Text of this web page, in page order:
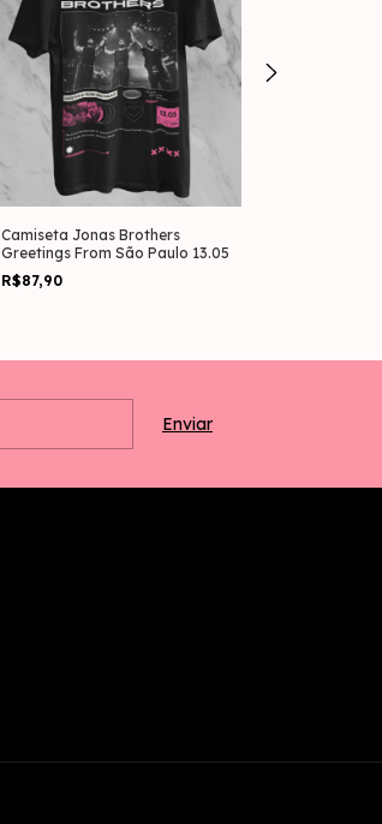
Camiseta Jonas Brothers
Greetings From São Paulo 13.05
R$87,90